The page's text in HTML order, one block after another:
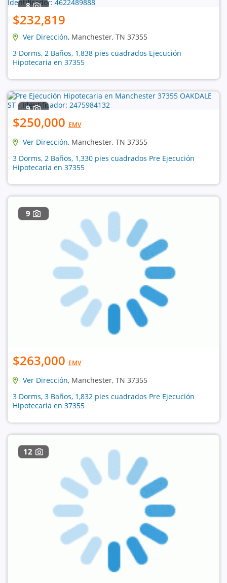
8
$232,819
Ver Dirección, Manchester, TN 37355
3 Dorms, 2 Baños, 1,838 pies cuadrados Ejecución
Hipotecaria en 37355
9
$250,000 EMV
Ver Dirección, Manchester, TN 37355
3 Dorms, 2 Baños, 1,330 pies cuadrados Pre Ejecución
Hipotecaria en 37355
9
$263,000 EMV
Ver Dirección, Manchester, TN 37355
3 Dorms, 3 Baños, 1,832 pies cuadrados Pre Ejecución
Hipotecaria en 37355
12